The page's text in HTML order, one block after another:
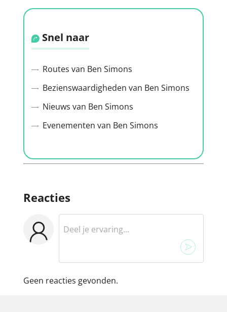
Snel naar
Routes van Ben Simons
Bezienswaardigheden van Ben Simons
Nieuws van Ben Simons
Evenementen van Ben Simons
Reacties
Geen reacties gevonden.